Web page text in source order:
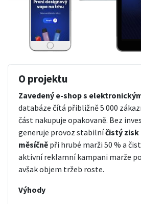
O projektu
Zavedený e-shop s
databáze čítá přibližně 5 000
část nakupuje opakovaně. Bez
generuje provoz stabilníčistý zisk
měsíčně při hrubé marži 50 % a
aktivní reklamní kampani marže
avšak objem tržeb roste.
Výhody